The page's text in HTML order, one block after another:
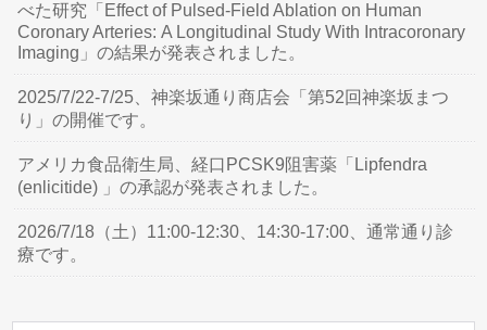
べた研究「Effect of Pulsed-Field Ablation on Human
Coronary Arteries: A Longitudinal Study With Intracoronary
Imaging」の結果が発表されました。
2025/7/22-7/25、神楽坂通り商店会「第52回神楽坂まつ
り」の開催です。
アメリカ食品衛生局、経口PCSK9阻害薬「Lipfendra
(enlicitide) 」の承認が発表されました。
2026/7/18（土）11:00-12:30、14:30-17:00、通常通り診
療です。